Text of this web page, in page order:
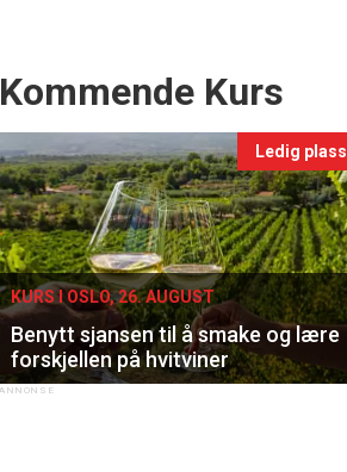
Events
Kommende Kurs
Ledig plass
KURS I OSLO, 26. AUGUST
Benytt sjansen til å smake og lære
forskjellen på hvitviner